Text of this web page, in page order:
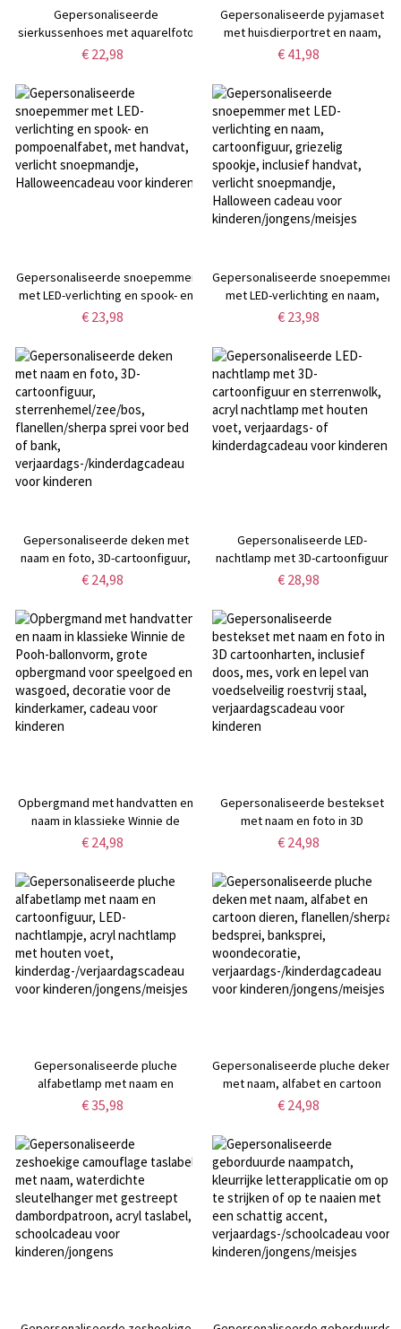
Gepersonaliseerde
sierkussenhoes met aquarelfoto
van uw huisdier en naam,
optioneel binnenkussen, een
ideaal verjaardags- of
herdenkingscadeau voor
huisdiereigenaren.
€ 22,98
Gepersonaliseerde pyjamaset
met huisdierportret en naam,
foto van honden- of
loungebroek/pyjamaset, ideaal
als verjaardags-, herdenkings- of
kerstcadeau voor
dierenliefhebbers.
€ 41,98
Gepersonaliseerde snoepemmer
met LED-verlichting en spook- en
pompoenalfabet, met handvat,
Halloweencadeau voor kinderen
€ 23,98
Gepersonaliseerde snoepemmer
met LED-verlichting en naam,
cartoonfiguur, griezelig spookje,
snoepmandje, Halloween cadeau
voor kinderen/jongens/meisjes
€ 23,98
Gepersonaliseerde deken met
naam en foto, 3D-cartoonfiguur,
sterrenhemel/zee/bos,
of bank,
verjaardags-/kinderdagcadeau
voor kinderen
€ 24,98
Gepersonaliseerde LED-
nachtlamp met 3D-cartoonfiguur
en sterrenwolk, acryl nachtlamp
kinderdagcadeau voor kinderen
€ 28,98
Opbergmand met handvatten en
naam in klassieke Winnie de
Pooh-ballonvorm, grote
wasgoed, decoratie voor de
kinderkamer, cadeau voor
kinderen
€ 24,98
Gepersonaliseerde bestekset
met naam en foto in 3D
cartoonharten, inclusief doos,
voedselveilig roestvrij staal,
verjaardagscadeau voor
kinderen
€ 24,98
Gepersonaliseerde pluche
alfabetlamp met naam en
cartoonfiguur, LED-nachtlampje,
kinderdag-/verjaardagscadeau
voor kinderen/jongens/meisjes
€ 35,98
Gepersonaliseerde pluche deken
met naam, alfabet en cartoon
dieren, flanellen/sherpa
woondecoratie,
verjaardags-/kinderdagcadeau
voor kinderen/jongens/meisjes
€ 24,98